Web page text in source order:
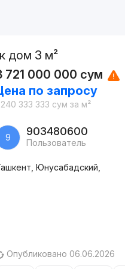
дом 3 м²
721 000 000 сум
по запросу
240 333 333 сум за м²
9 903480600
Пользователь
Юнусабадский,
Опубликовано 06.06.2026